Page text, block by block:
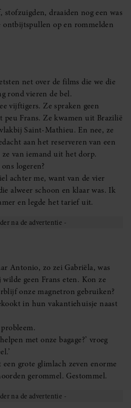
stofzuigden, draaiden nog een was
ontbijtspullen op en rommelden
net over de films die we die
rond vieren de bel.
vijftigers. Ze spraken geen
peu Frans. Ze kwamen uit Brazilië
Saint-Mathieu. En nee, ze
aan het reserveren van een
van iemand uit het dorp.
logeren?
achter me, want van de vier
alweer schoon en klaar was. Ik
en legde het tarief uit.
Antonio, zo zei Gabriëla, was
geen Frans eten. Kon ze
onze magnetron gebruiken?
in hun vakantiehuisje naast
met onze bagage?’ vroeg
grote glimlach zeven enorme
gerommel. Gestommel.